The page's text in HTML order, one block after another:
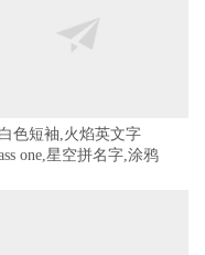
色短袖,火焰英文字
one,星空拼名字,涂鸦